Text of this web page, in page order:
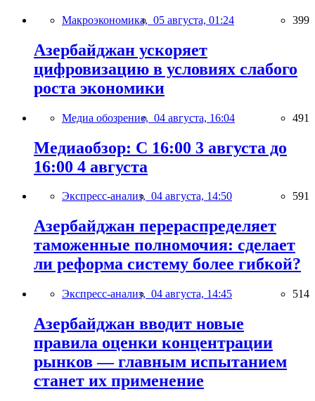
Макроэкономика, 05 августа, 01:24 399
Азербайджан ускоряет
цифровизацию в условиях слабого
роста экономики
Медиа обозрение, 04 августа, 16:04 491
Медиаобзор: С 16:00 3 августа до
16:00 4 августа
Экспресс-анализ, 04 августа, 14:50 591
Азербайджан перераспределяет
таможенные полномочия: сделает
ли реформа систему более гибкой?
Экспресс-анализ, 04 августа, 14:45 514
Азербайджан вводит новые
правила оценки концентрации
рынков — главным испытанием
станет их применение